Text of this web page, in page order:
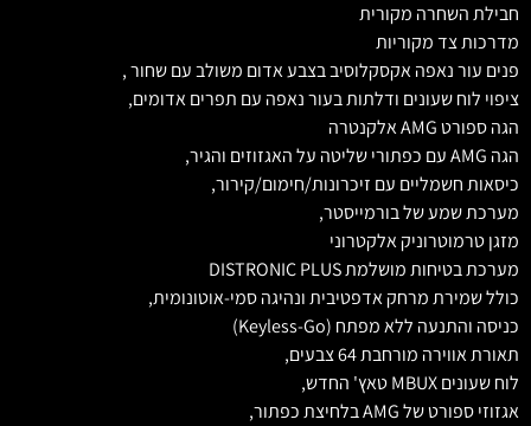
חבילת השחרה מקורית
מדרכות צד מקוריות
פנים עור נאפה אקסקלוסיב בצבע אדום משולב עם שחור ,
ציפוי לוח שעונים ודלתות בעור נאפה עם תפרים אדומים,
הגה ספורט AMG אלקנטרה
הגה AMG עם כפתורי שליטה על האגזוזים והגיר,
כיסאות חשמליים עם זיכרונות/חימום/קירור,
מערכת שמע של בורמייסטר,
מזגן טרמוטרוניק אלקטרוני
מערכת בטיחות מושלמת DISTRONIC PLUS
כולל שמירת מרחק אדפטיבית ונהיגה סמי-אוטונומית,
כניסה והתנעה ללא מפתח (Keyless-Go)
תאורת אווירה מורחבת 64 צבעים,
לוח שעונים MBUX טאץ' החדש,
אגזוזי ספורט של AMG בלחיצת כפתור,